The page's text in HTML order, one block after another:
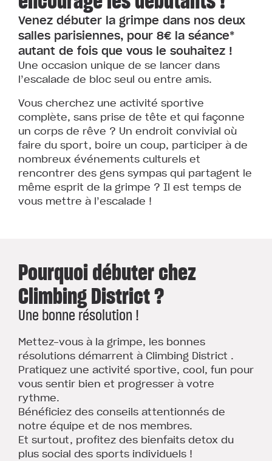
Venez débuter la grimpe dans nos deux
salles parisiennes, pour 8€ la séance*
autant de fois que vous le souhaitez !
Une occasion unique de se lancer dans
l’escalade de bloc seul ou entre amis.
Vous cherchez une activité sportive
complète, sans prise de tête et qui façonne
un corps de rêve ? Un endroit convivial où
faire du sport, boire un coup, participer à de
nombreux événements culturels et
rencontrer des gens sympas qui partagent le
même esprit de la grimpe ? Il est temps de
vous mettre à l’escalade !
Pourquoi débuter chez
Climbing District ?
Une bonne résolution !
Mettez-vous à la grimpe, les bonnes
résolutions démarrent à Climbing District .
Pratiquez une activité sportive, cool, fun pour
vous sentir bien et progresser à votre
rythme.
Bénéficiez des conseils attentionnés de
notre équipe et de nos membres.
Et surtout, profitez des bienfaits detox du
plus social des sports individuels !